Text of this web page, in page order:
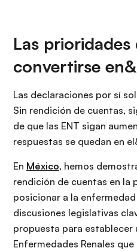
Las prioridades
convertirse
Las declaraciones por sí
Sin rendición de cuentas,
de que las ENT sigan
respuestas se quedan en
En México, hemos
rendición de cuentas en la
posicionar a la
discusiones legislativas
propuesta para establecer
Enfermedades Renales